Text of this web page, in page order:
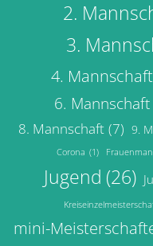
2.
3.
4. Mannschaft
6. Mannschaft
8. Mannschaft (7) 9.
Corona (1)
Jugend (26)
mini-